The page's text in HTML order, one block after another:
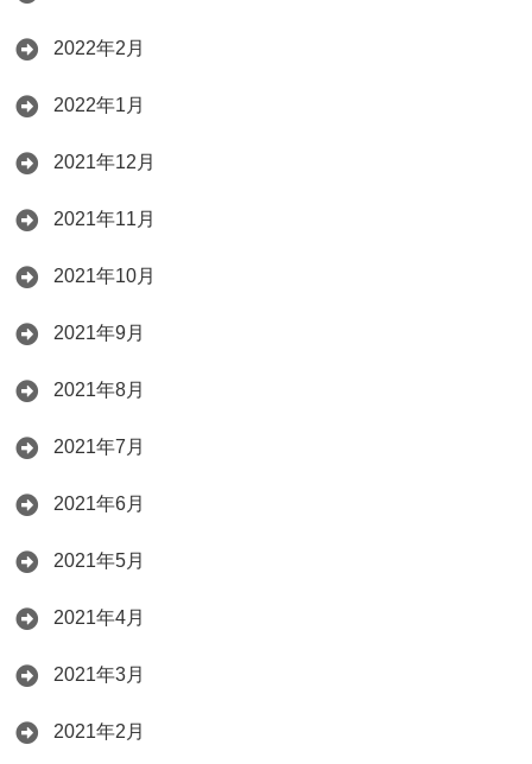
2022年2月
2022年1月
2021年12月
2021年11月
2021年10月
2021年9月
2021年8月
2021年7月
2021年6月
2021年5月
2021年4月
2021年3月
2021年2月